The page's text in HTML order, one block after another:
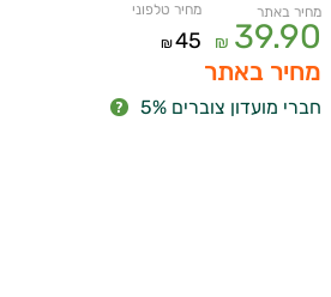
מחיר באתר
39.90
₪
מחיר טלפוני
45
₪
מחיר באתר
חברי מועדון צוברים 5%